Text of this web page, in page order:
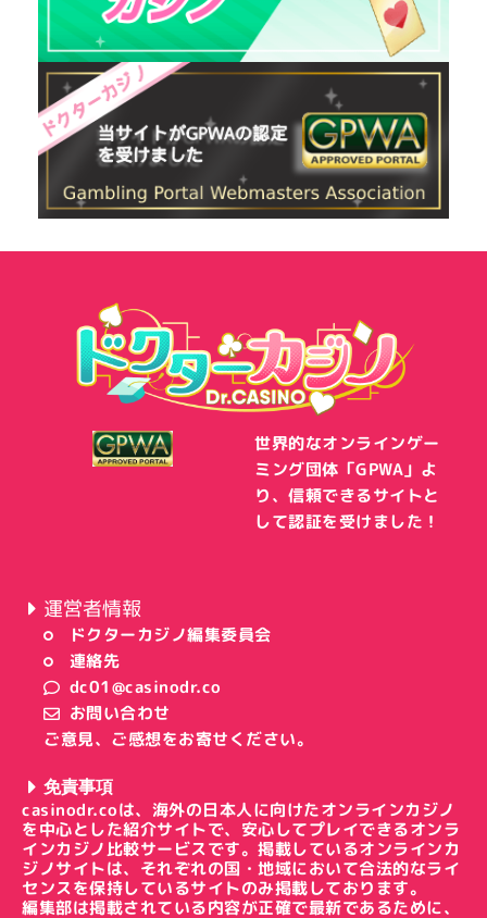
世界的なオンラインゲー
ミング団体「GPWA」よ
り、信頼できるサイトと
して認証を受けました！
運営者情報
ドクターカジノ編集委員会
連絡先
dc01@casinodr.co
お問い合わせ
ご意見、ご感想をお寄せください。
免責事項
casinodr.coは、海外の日本人に向けたオンラインカジノ
を中心とした紹介サイトで、安心してプレイできるオンラ
インカジノ比較サービスです。掲載しているオンラインカ
ジノサイトは、それぞれの国・地域において合法的なライ
センスを保持しているサイトのみ掲載しております。
編集部は掲載されている内容が正確で最新であるために、